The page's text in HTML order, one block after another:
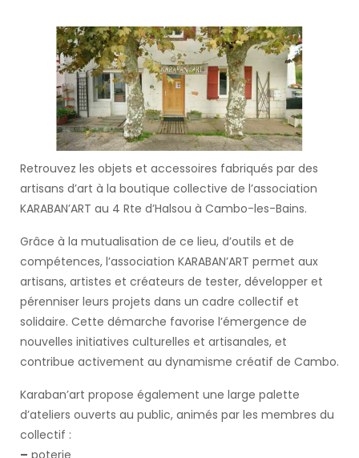
Retrouvez les objets et accessoires fabriqués par des
artisans d’art à la boutique collective de l’association
KARABAN’ART au 4 Rte d’Halsou à Cambo-les-Bains.
Grâce à la mutualisation de ce lieu, d’outils et de
compétences, l’association KARABAN’ART permet aux
artisans, artistes et créateurs de tester, développer et
pérenniser leurs projets dans un cadre collectif et
solidaire. Cette démarche favorise l’émergence de
nouvelles initiatives culturelles et artisanales, et
contribue activement au dynamisme créatif de Cambo.
Karaban’art propose également une large palette
d’ateliers ouverts au public, animés par les membres du
collectif :
– poterie